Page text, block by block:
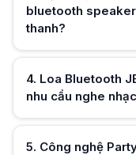
Loa JBL Flip 6 màu xám
Loa JBL Flip 6 màu xám
Hữu ích (0)
bluetooth
thanh?
4. Loa Bluetooth
nhu cầu nghe
5. Công nghệ